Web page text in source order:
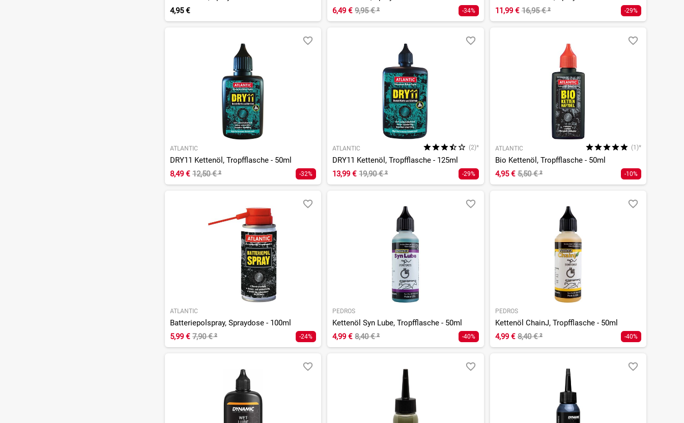
4,95 €
6,49 € 9,95 €² -34%
11,99 € 16,95 €² -29%
ATLANTIC
DRY11 Kettenöl, Tropfflasche - 50ml
8,49 € 12,50 €² -32%
ATLANTIC (2)*
DRY11 Kettenöl, Tropfflasche - 125ml
13,99 € 19,90 €² -29%
ATLANTIC (1)*
Bio Kettenöl, Tropfflasche - 50ml
4,95 € 5,50 €² -10%
ATLANTIC
Batteriepolspray, Spraydose - 100ml
5,99 € 7,90 €² -24%
PEDROS
Kettenöl Syn Lube, Tropfflasche - 50ml
4,99 € 8,40 €² -40%
PEDROS
Kettenöl ChainJ, Tropfflasche - 50ml
4,99 € 8,40 €² -40%